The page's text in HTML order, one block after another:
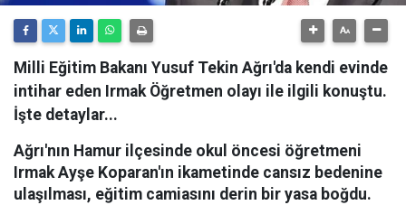
Milli Eğitim Bakanı Yusuf Tekin Ağrı'da kendi evinde
intihar eden Irmak Öğretmen olayı ile ilgili konuştu.
İşte detaylar...
Ağrı'nın Hamur ilçesinde okul öncesi öğretmeni
Irmak Ayşe Koparan'ın ikametinde cansız bedenine
ulaşılması, eğitim camiasını derin bir yasa boğdu.